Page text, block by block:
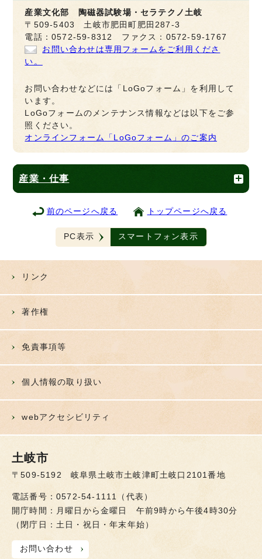
産業文化部 陶磁器試験場・セラテクノ土岐
〒509-5403 土岐市肥田町肥田287-3
電話：0572-59-8312 ファクス：0572-59-1767
お問い合わせは専用フォームをご利用くださ
い。
お問い合わせなどには「LoGoフォーム」を利用して
います。
LoGoフォームのメンテナンス情報などは以下をご参
照ください。
オンラインフォーム「LoGoフォーム」のご案内
産業・仕事
前のページへ戻る トップページへ戻る
PC表示 スマートフォン表示
リンク
著作権
免責事項等
個人情報の取り扱い
webアクセシビリティ
土岐市
〒509-5192 岐阜県土岐市土岐津町土岐口2101番地
電話番号：0572-54-1111（代表）
開庁時間：月曜日から金曜日 午前9時から午後4時30分
（閉庁日：土日・祝日・年末年始）
お問い合わせ